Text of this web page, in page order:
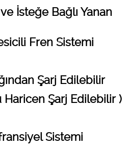
İsteğe Bağlı Yanan
Fren Sistemi
Şarj Edilebilir
Haricen Şarj Edilebilir )
Sistemi